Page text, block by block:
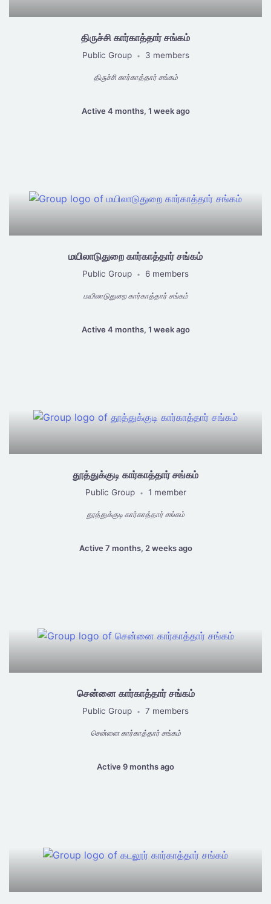
திருச்சி கார்காத்தார் சங்கம்
Public Group • 3 members
திருச்சி கார்காத்தார் சங்கம்
Active 4 months, 1 week ago
மயிலாடுதுறை கார்காத்தார் சங்கம்
Public Group • 6 members
மயிலாடுதுறை கார்காத்தார் சங்கம்
Active 4 months, 1 week ago
தூத்துக்குடி கார்காத்தார் சங்கம்
Public Group • 1 member
தூத்துக்குடி கார்காத்தார் சங்கம்
Active 7 months, 2 weeks ago
சென்னை கார்காத்தார் சங்கம்
Public Group • 7 members
சென்னை கார்காத்தார் சங்கம்
Active 9 months ago